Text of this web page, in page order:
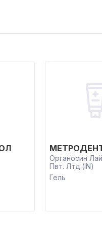
Органосин
Пвт. Лтд.(IN)
Гель